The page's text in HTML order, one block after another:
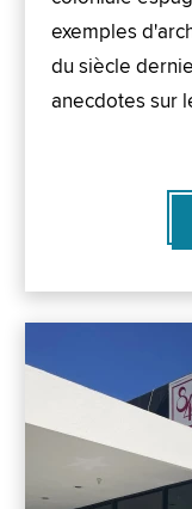
exemples
du siècle
anecdotes sur